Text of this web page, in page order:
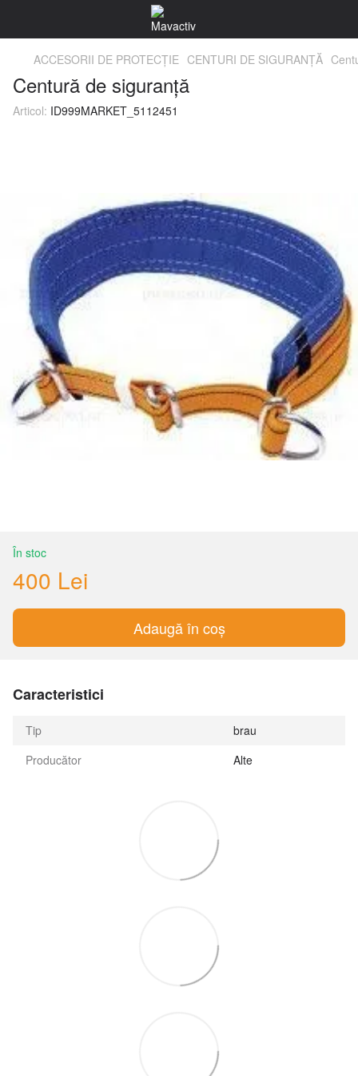
ACCESORII DE PROTECŢIE CENTURI DE SIGURANŢĂ
Centură de siguranță
Articol: ID999MARKET_5112451
În stoc
400 Lei
Adaugă în coș
Caracteristici
Tip
brau
Producător
Alte